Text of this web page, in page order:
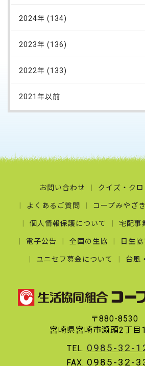
2024年 (134)
2023年 (136)
2022年 (133)
2021年以前
お問い合わせ クイズ・ク
よくあるご質問 コープみやざ
個人情報保護について 宅配事
電子公告 全国の生協 日生
ユニセフ募金について 台風
〒880-8530
宮崎県宮崎市瀬頭2丁目
TEL. 0985-32-
FAX. 0985-32-